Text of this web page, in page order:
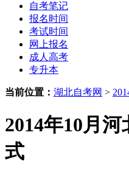
自考笔记
报名时间
考试时间
网上报名
成人高考
专升本
当前位置： 湖北自考网 >
2014年10月
式